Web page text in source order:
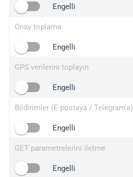
2no.co
yip.su
iplogger.info
Engelli
Onay toplama
Engelli
GPS verilerini toplayın
Engelli
Bildirimler (E-postaya / Telegram'a)
Engelli
GET parametrelerini iletme
Engelli